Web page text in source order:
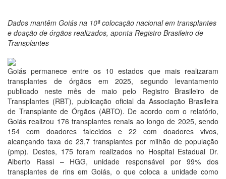
Dados mantêm Goiás na 10ª colocação nacional em transplantes
e doação de órgãos realizados, aponta Registro Brasileiro de
Transplantes
Goiás permanece entre os 10 estados que mais realizaram
transplantes de órgãos em 2025, segundo levantamento
publicado neste mês de maio pelo Registro Brasileiro de
Transplantes (RBT), publicação oficial da Associação Brasileira
de Transplante de Órgãos (ABTO). De acordo com o relatório,
Goiás realizou 176 transplantes renais ao longo de 2025, sendo
154 com doadores falecidos e 22 com doadores vivos,
alcançando taxa de 23,7 transplantes por milhão de população
(pmp). Destes, 175 foram realizados no Hospital Estadual Dr.
Alberto Rassi – HGG, unidade responsável por 99% dos
transplantes de rins em Goiás, o que coloca a unidade como